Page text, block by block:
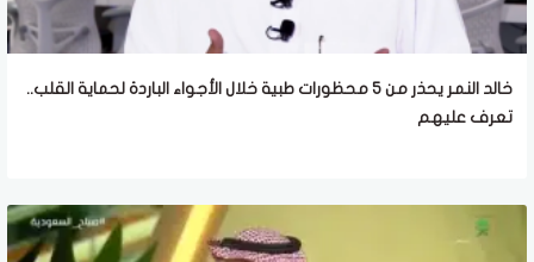
خالد النمر يحذر من 5 محظورات طبية خلال الأجواء الباردة لحماية القلب..
تعرف عليهم